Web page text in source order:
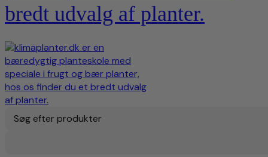
bredt udvalg af planter.
Søg efter produkter